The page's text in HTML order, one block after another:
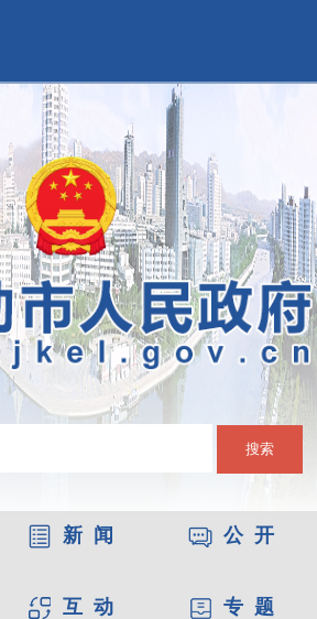
搜索
新 闻 公 开
互 动 专 题